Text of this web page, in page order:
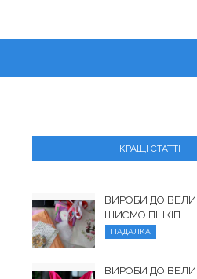
КРАЩІ СТАТТІ
ВИРОБИ ДО
ШИЄМО ПІНКІП
ПАДАЛКА
ВИРОБИ ДО